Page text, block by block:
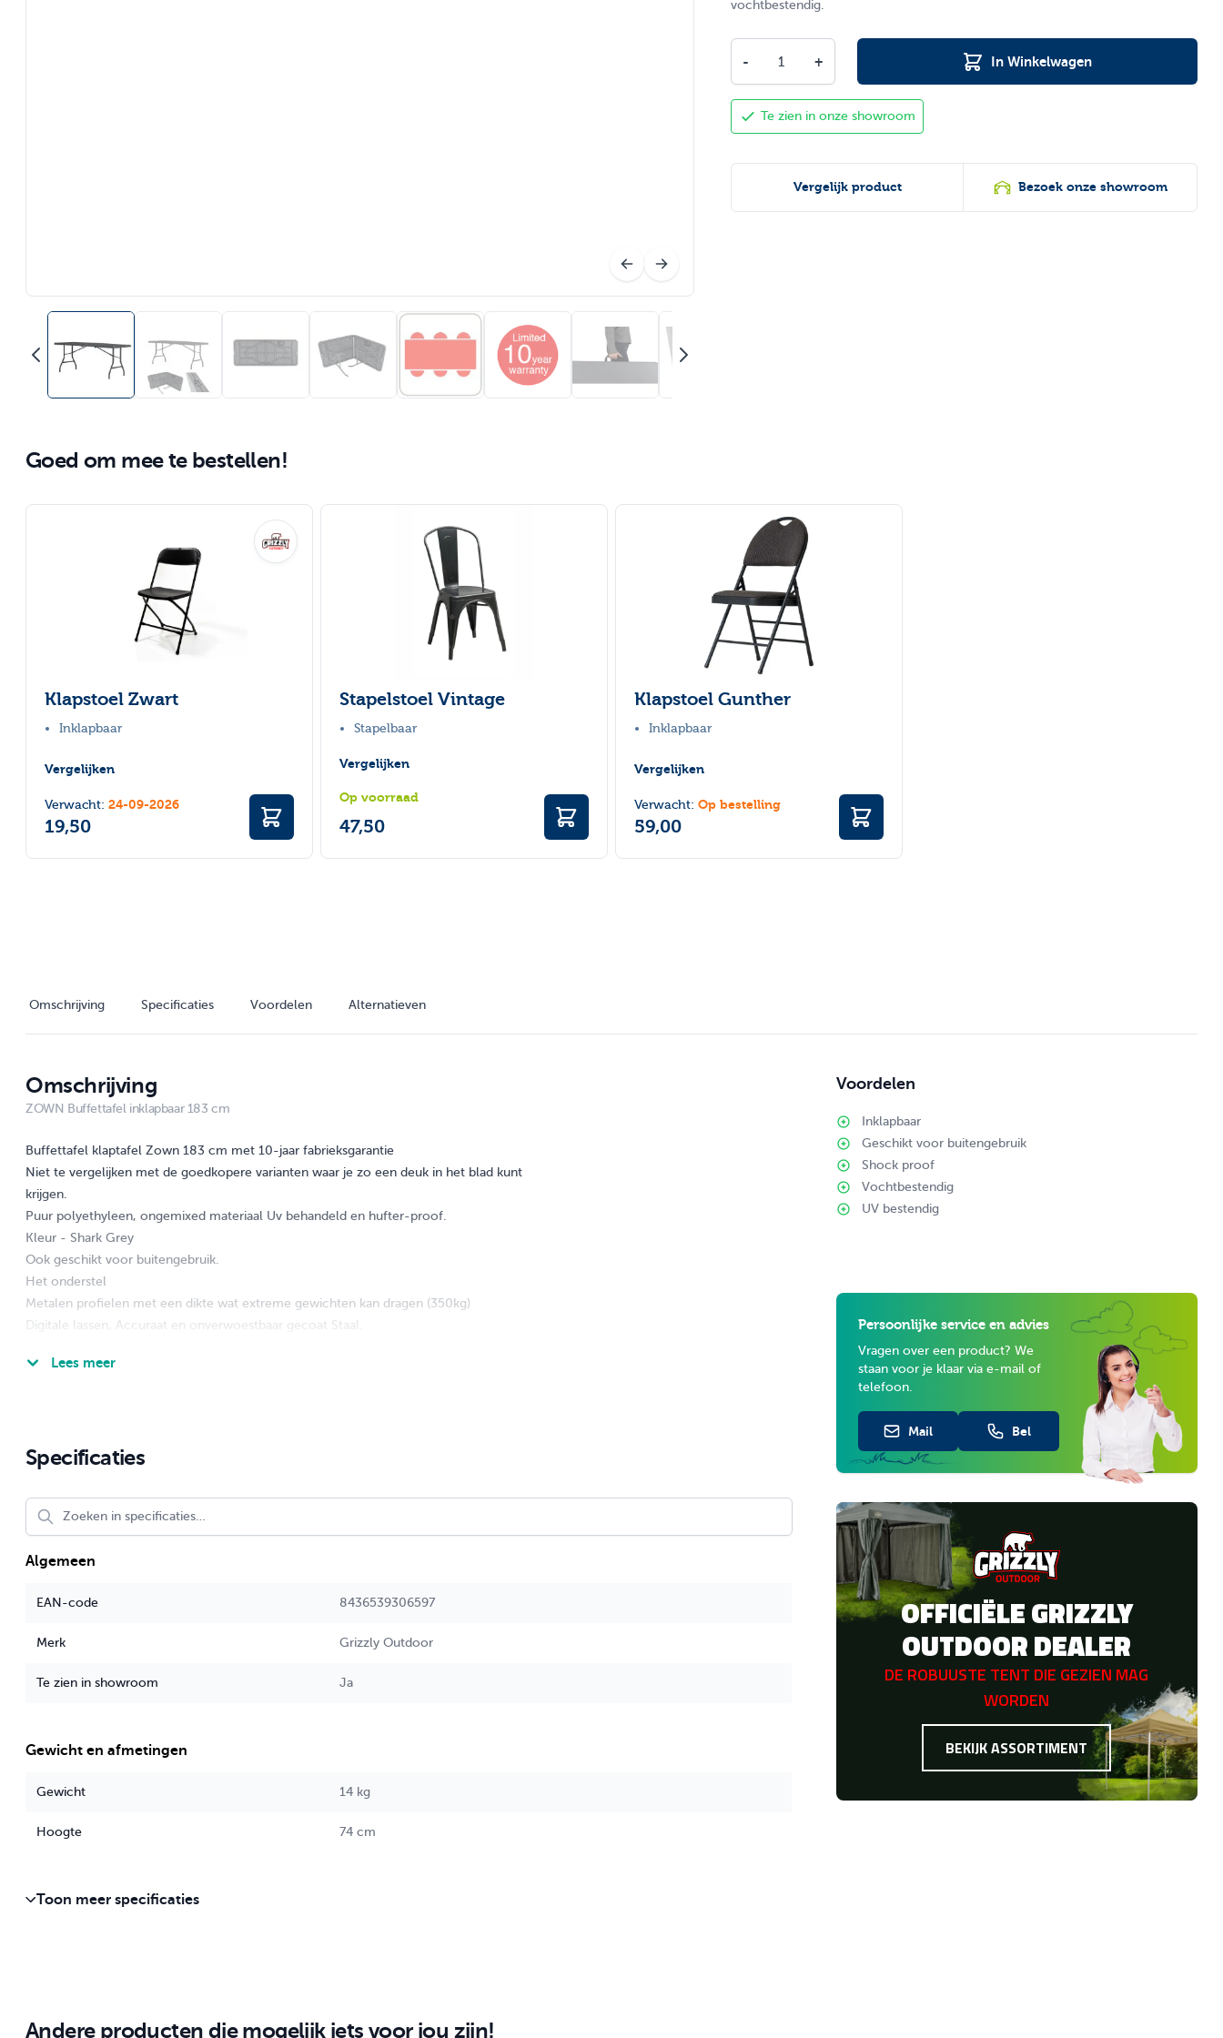
vochtbestendig.
- + In Winkelwagen
Te zien in onze showroom
Vergelijk product Bezoek onze showroom
Goed om mee te bestellen!
Druk om carrousel over te slaan
Klapstoel Zwart
Inklapbaar
Vergelijken
Verwacht: 24-09-2026
19,50
Stapelstoel Vintage
Stapelbaar
Vergelijken
Op voorraad
47,50
Klapstoel Gunther
Inklapbaar
Vergelijken
Verwacht: Op bestelling
59,00
Omschrijving Specificaties Voordelen Alternatieven
Omschrijving
ZOWN Buffettafel inklapbaar 183 cm
Buffettafel klaptafel Zown 183 cm met 10-jaar fabrieksgarantie
Niet te vergelijken met de goedkopere varianten waar je zo een deuk in het blad kunt
krijgen.
Puur polyethyleen, ongemixed materiaal Uv behandeld en hufter-proof.
Kleur - Shark Grey
Ook geschikt voor buitengebruik.
Het onderstel
Metalen profielen met een dikte wat extreme gewichten kan dragen (350kg)
Digitale lassen, Accuraat en onverwoestbaar gecoat Staal.
De gewelven in het ondervlak van het tafelblad hebben een zeer hoge dichtheid.
Lees meer
Specificaties
Algemeen
EAN-code 8436539306597
Merk Grizzly Outdoor
Te zien in showroom Ja
Gewicht en afmetingen
Gewicht 14 kg
Hoogte 74 cm
Toon meer specificaties
Voordelen
Inklapbaar
Geschikt voor buitengebruik
Shock proof
Vochtbestendig
UV bestendig
Persoonlijke service en advies
Vragen over een product? We
staan voor je klaar via e-mail of
telefoon.
Mail Bel
OFFICIËLE GRIZZLY
OUTDOOR DEALER
DE ROBUUSTE TENT DIE GEZIEN MAG
WORDEN
BEKIJK ASSORTIMENT
Andere producten die mogelijk iets voor jou zijn!